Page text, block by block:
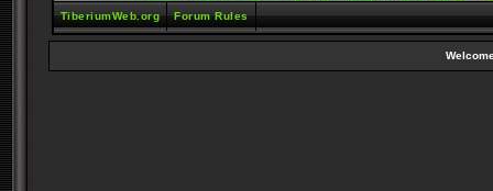
TiberiumWeb.org Forum Rules